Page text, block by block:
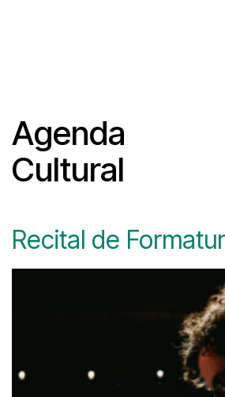
Agenda
Cultural
Recital de